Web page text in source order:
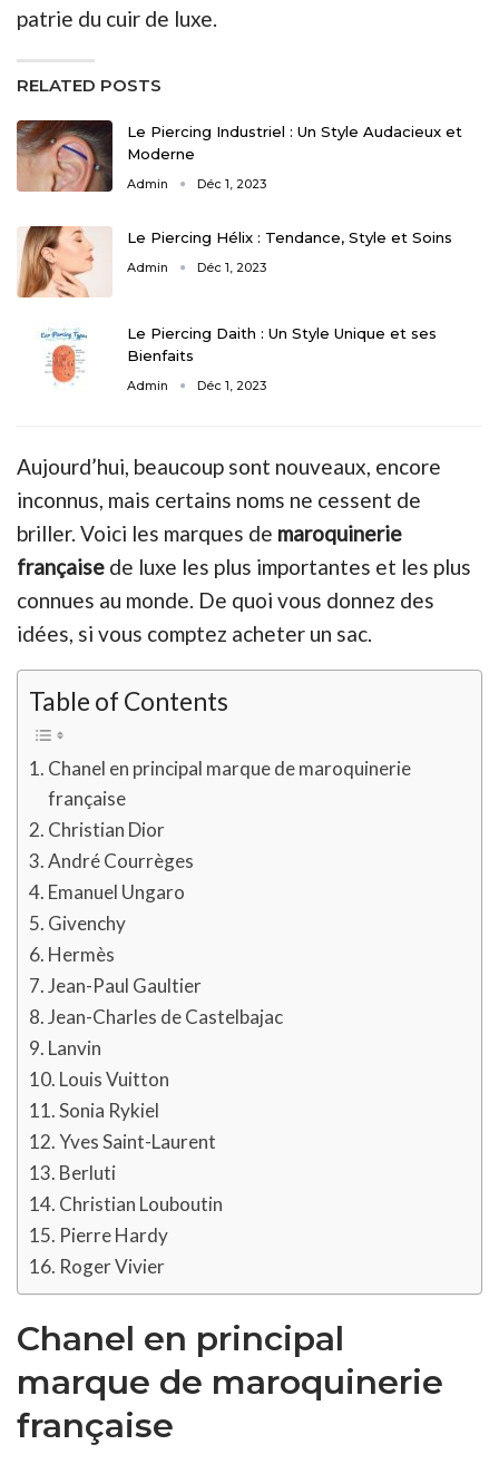
patrie du cuir de luxe.
RELATED POSTS
Le Piercing Industriel : Un Style Audacieux et
Moderne
Admin Déc 1, 2023
Le Piercing Hélix : Tendance, Style et Soins
Admin Déc 1, 2023
Le Piercing Daith : Un Style Unique et ses
Bienfaits
Admin Déc 1, 2023
Aujourd’hui, beaucoup sont nouveaux, encore
inconnus, mais certains noms ne cessent de
briller. Voici les marques de maroquinerie
française de luxe les plus importantes et les plus
connues au monde. De quoi vous donnez des
idées, si vous comptez acheter un sac.
Table of Contents
Chanel en principal marque de maroquinerie
française
Christian Dior
André Courrèges
Emanuel Ungaro
Givenchy
Hermès
Jean-Paul Gaultier
Jean-Charles de Castelbajac
Lanvin
Louis Vuitton
Sonia Rykiel
Yves Saint-Laurent
Berluti
Christian Louboutin
Pierre Hardy
Roger Vivier
Chanel en principal
marque de maroquinerie
française